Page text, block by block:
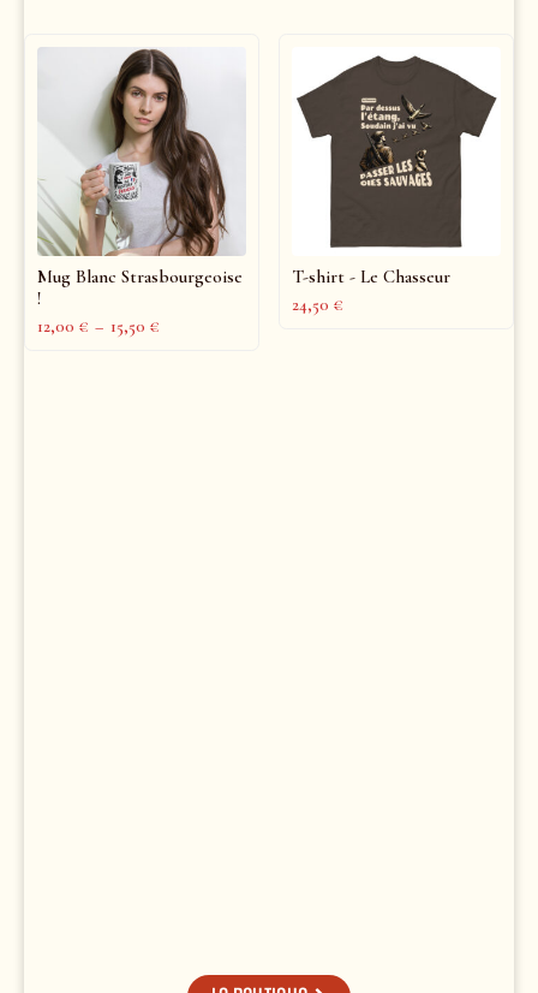
Mug Blanc Strasbourgeoise
!
12,00 € – 15,50 €
T-shirt - Le Chasseur
24,50 €